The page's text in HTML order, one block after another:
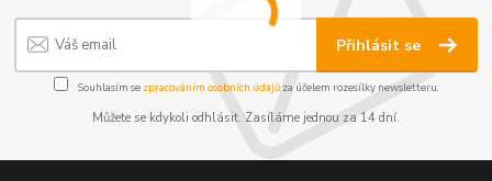
Přihlásit se
Souhlasím se zpracováním osobních údajůza účelem rozesílky newsletteru.
Můžete se kdykoli odhlásit. Zasíláme jednou za 14 dní.